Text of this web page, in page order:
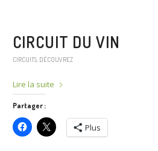
CIRCUIT DU VIN
CIRCUITS DÉCOUVREZ
Lire la suite
Partager :
Plus